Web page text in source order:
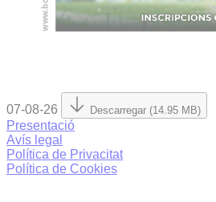
07-08-26 Descarregar (14.95 MB)
Presentació
Avís legal
Política de Privacitat
Política de Cookies